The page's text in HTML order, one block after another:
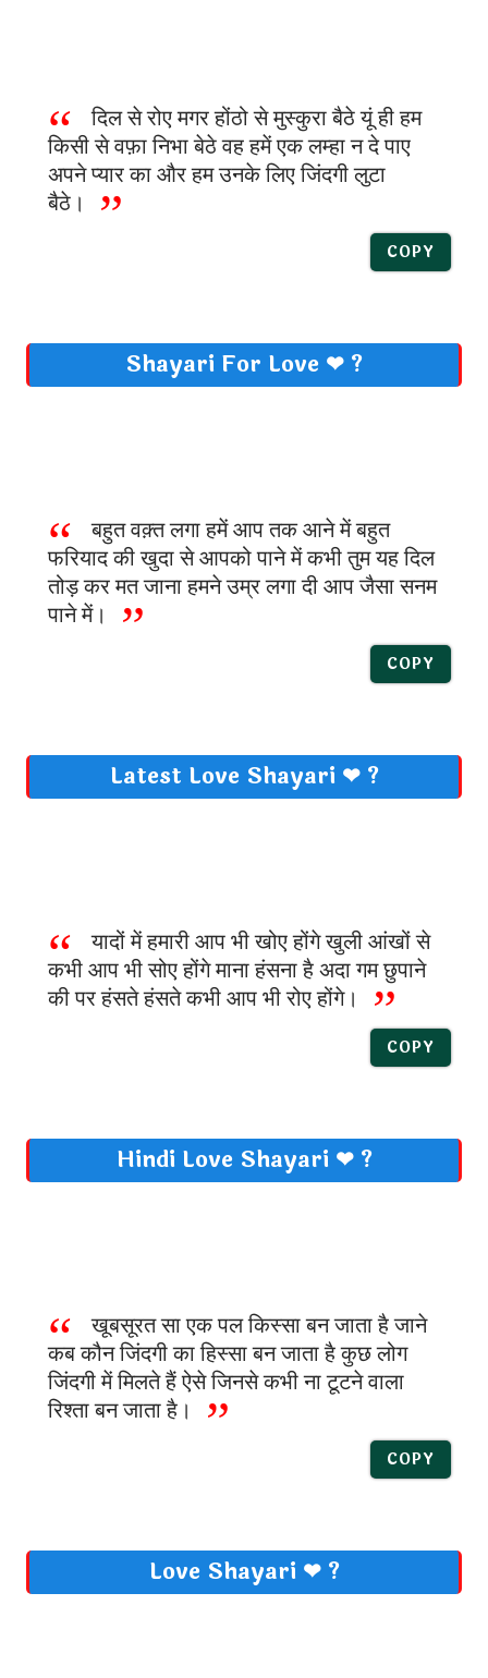
दिल से रोए मगर होंठो से मुस्कुरा बैठे यूं ही हम
किसी से वफ़ा निभा बेठे वह हमें एक लम्हा न दे पाए
अपने प्यार का और हम उनके लिए जिंदगी लुटा
बैठे।
COPY
Shayari For Love ❤ ?
बहुत वक़्त लगा हमें आप तक आने में बहुत
फरियाद की खुदा से आपको पाने में कभी तुम यह दिल
तोड़ कर मत जाना हमने उम्र लगा दी आप जैसा सनम
पाने में।
COPY
Latest Love Shayari ❤ ?
यादों में हमारी आप भी खोए होंगे खुली आंखों से
कभी आप भी सोए होंगे माना हंसना है अदा गम छुपाने
की पर हंसते हंसते कभी आप भी रोए होंगे।
COPY
Hindi Love Shayari ❤ ?
खूबसूरत सा एक पल किस्सा बन जाता है जाने
कब कौन जिंदगी का हिस्सा बन जाता है कुछ लोग
जिंदगी में मिलते हैं ऐसे जिनसे कभी ना टूटने वाला
रिश्ता बन जाता है।
COPY
Love Shayari ❤ ?